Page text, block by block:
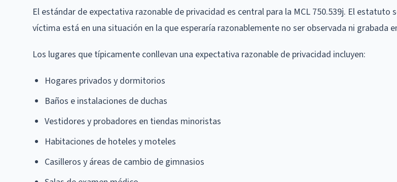
El estándar de expectativa razonable de privacidad es central para la MCL 750.539j. El estatuto
víctima está en una situación en la que esperaría razonablemente no ser observada ni grabada
Los lugares que típicamente conllevan una expectativa razonable de privacidad incluyen:
Hogares privados y dormitorios
Baños e instalaciones de duchas
Vestidores y probadores en tiendas minoristas
Habitaciones de hoteles y moteles
Casilleros y áreas de cambio de gimnasios